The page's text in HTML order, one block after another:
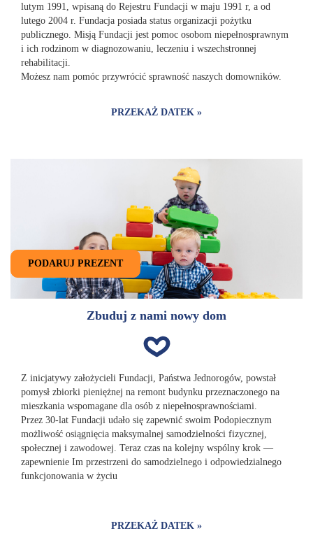
lutym 1991, wpisaną do Rejestru Fundacji w maju 1991 r, a od
lutego 2004 r. Fundacja posiada status organizacji pożytku
publicznego. Misją Fundacji jest pomoc osobom niepełnosprawnym
i ich rodzinom w diagnozowaniu, leczeniu i wszechstronnej
rehabilitacji.
Możesz nam pomóc przywrócić sprawność naszych domowników.
PRZEKAŻ DATEK »
Zbuduj z nami nowy dom
Z inicjatywy założycieli Fundacji, Państwa Jednorogów, powstał
pomysł zbiorki pieniężnej na remont budynku przeznaczonego na
mieszkania wspomagane dla osób z niepełnosprawnościami.
Przez 30-lat Fundacji udało się zapewnić swoim Podopiecznym
możliwość osiągnięcia maksymalnej samodzielności fizycznej,
społecznej i zawodowej. Teraz czas na kolejny wspólny krok —
zapewnienie Im przestrzeni do samodzielnego i odpowiedzialnego
funkcjonowania w życiu
PRZEKAŻ DATEK »
PODARUJ PREZENT